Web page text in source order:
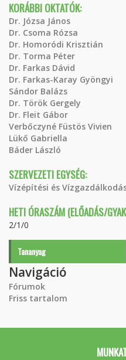
KORÁBBI OKTATÓK:
Dr. Józsa János
Dr. Csoma Rózsa
Dr. Homoródi Krisztián
Dr. Torma Péter
Dr. Farkas Dávid
Dr. Farkas-Karay Gyöngyi
Sándor Balázs
Dr. Török Gergely
Dr. Fleit Gábor
Verbőczyné Füstös Vivien
Lükő Gabriella
Báder László
SZERVEZETI EGYSÉG:
Vízépítési és
HETI ÓRASZÁM (ELŐADÁS/
2/1/0
Tananyag
Navigáció
Fórumok
Friss tartalom